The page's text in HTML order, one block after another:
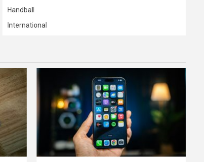
Handball
International